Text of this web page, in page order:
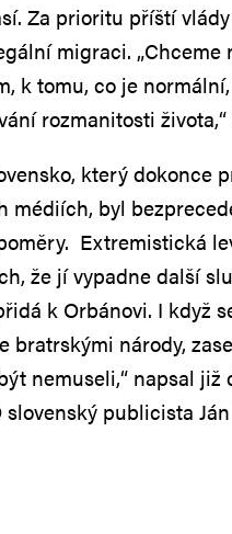
Za prioritu příští
migraci. „Chceme
k tomu, co je
rozmanitosti
který dokonce
médiích, byl
Extremistická
že jí vypadne další
k Orbánovi. I když
bratrskými národy,
nemuseli,“ napsal již
slovenský publicista